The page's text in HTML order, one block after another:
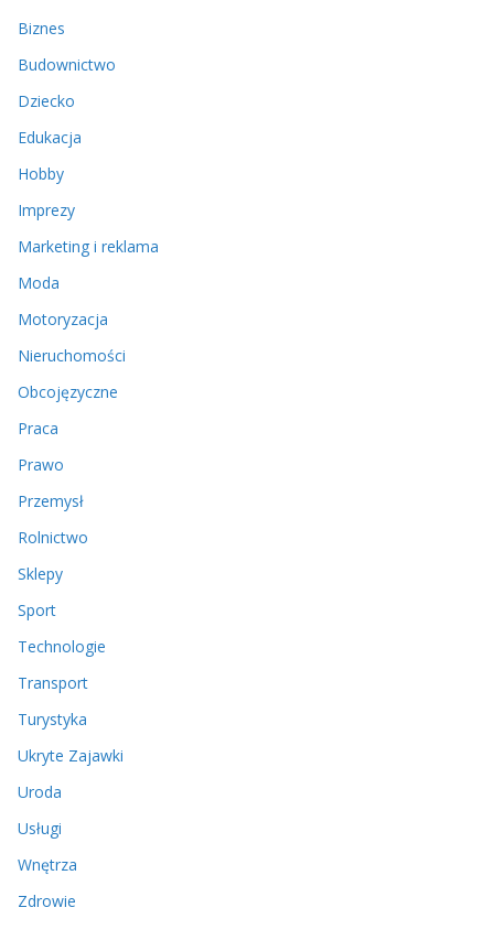
Biznes
Budownictwo
Dziecko
Edukacja
Hobby
Imprezy
Marketing i reklama
Moda
Motoryzacja
Nieruchomości
Obcojęzyczne
Praca
Prawo
Przemysł
Rolnictwo
Sklepy
Sport
Technologie
Transport
Turystyka
Ukryte Zajawki
Uroda
Usługi
Wnętrza
Zdrowie